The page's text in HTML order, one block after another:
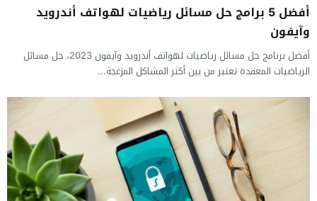
أفضل 5 برامج حل مسائل رياضيات لهواتف أندرويد
وآيفون
أفضل برنامج حل مسائل رياضيات لهواتف أندرويد وآيفون 2023، حل مسائل
الرياضيات المعقدة تعتبر من بين أكثر المشاكل المزعجة...